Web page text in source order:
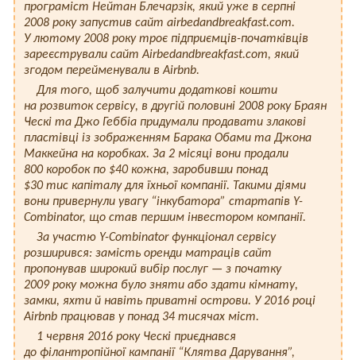
програміст Нейтан Блечарзік, який уже в серпні
2008 року запустив сайт airbedandbreakfast.com.
У лютому 2008 року троє підприємців-початківців
зареєстрували сайт Airbedandbreakfast.com, який
згодом перейменували в Airbnb.
Для того, щоб залучити додаткові кошти
на розвиток сервісу, в другій половині 2008 року Браян
Ческі та Джо Геббіа придумали продавати злакові
пластівці із зображенням Барака Обами та Джона
Маккейна на коробках. За 2 місяці вони продали
800 коробок по $40 кожна, заробивши понад
$30 тис капіталу для їхньої компанії. Такими діями
вони привернули увагу “інкубатора” стартапів Y-
Combinator, що став першим інвестором компанії.
За участю Y-Combinator функціонал сервісу
розширився: замість оренди матраців сайт
пропонував широкий вибір послуг — з початку
2009 року можна було зняти або здати кімнату,
замки, яхти й навіть приватні острови. У 2016 році
Airbnb працював у понад 34 тисячах міст.
1 червня 2016 року Ческі приєднався
до філантропійної кампанії “Клятва Дарування”,